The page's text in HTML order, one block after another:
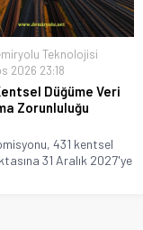
Teknolojisi
2026 23:18
Düğüme Veri
Zorunluluğu
431 kentsel
31 Aralık 2027'ye